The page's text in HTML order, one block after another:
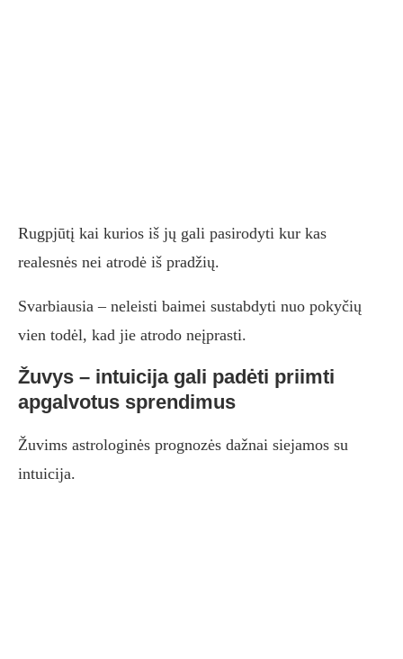
Rugpjūtį kai kurios iš jų gali pasirodyti kur kas
realesnės nei atrodė iš pradžių.
Svarbiausia – neleisti baimei sustabdyti nuo pokyčių
vien todėl, kad jie atrodo neįprasti.
Žuvys – intuicija gali padėti priimti
apgalvotus sprendimus
Žuvims astrologinės prognozės dažnai siejamos su
intuicija.